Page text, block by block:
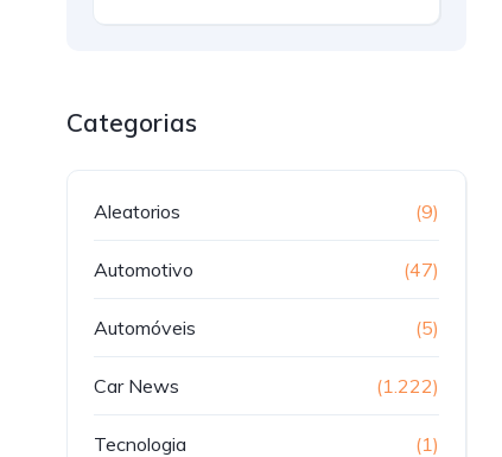
Categorias
Aleatorios (9)
Automotivo (47)
Automóveis (5)
Car News (1.222)
Tecnologia (1)